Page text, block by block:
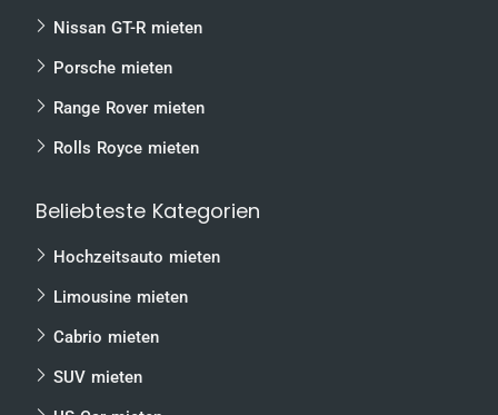
Nissan GT-R mieten
Porsche mieten
Range Rover mieten
Rolls Royce mieten
Beliebteste Kategorien
Hochzeitsauto mieten
Limousine mieten
Cabrio mieten
SUV mieten